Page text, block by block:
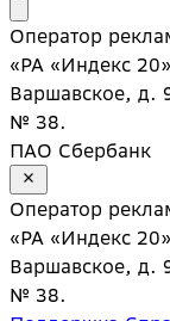
Оператор
«РА «Индекс
Варшавское, д.
№ 38.
ПАО Сбербанк
Оператор
«РА «Индекс
Варшавское, д.
№ 38.